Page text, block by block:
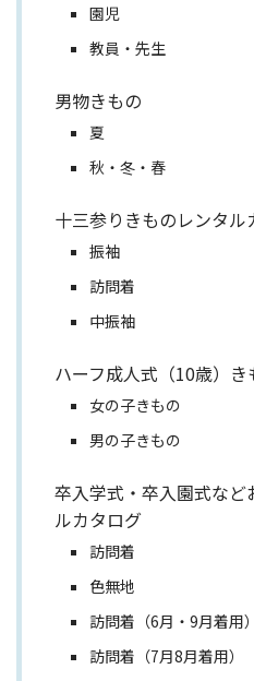
園児
教員・先生
男物きもの
夏
秋・冬・春
十三参りきものレンタル
振袖
訪問着
中振袖
ハーフ成人式（10歳）
女の子きもの
男の子きもの
卒入学式・卒入園式など
ルカタログ
訪問着
色無地
訪問着（6月・9月着用）
訪問着（7月8月着用）